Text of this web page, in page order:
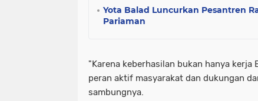
Yota Balad Luncurkan Pesantren
Pariaman
"Karena keberhasilan bukan hanya kerja
peran aktif masyarakat dan dukungan
sambungnya.